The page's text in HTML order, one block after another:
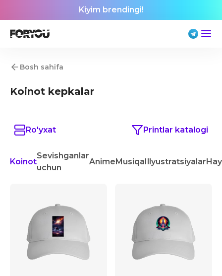
Kiyim brendingi!
Bosh sahifa
Koinot kepkalar
Ro'yxat Printlar katalogi
Koinot
Sevishganlar
uchun
AnimeMusiqaIllyustratsiyalar